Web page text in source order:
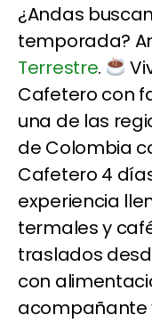
¿Andas
temporada?
Terrestre.
Cafetero con
una de las
de Colombia
Cafetero 4
experiencia
termales y
traslados
con
acompañante